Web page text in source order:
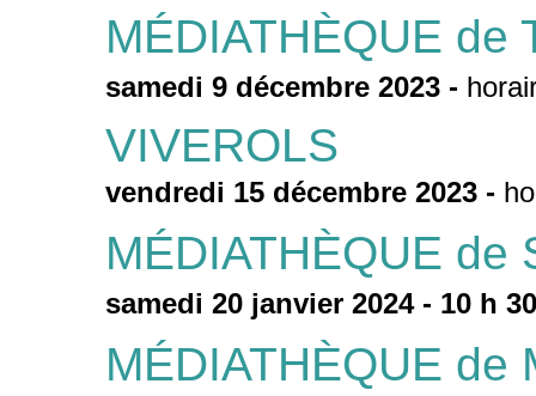
MÉDIATHÈQUE de
samedi 9 décembre 2023 -
VIVEROLS
vendredi 15 décembre 2023 -
MÉDIATHÈQUE de
samedi 20 janvier 2024 - 10 h 30
MÉDIATHÈQUE de